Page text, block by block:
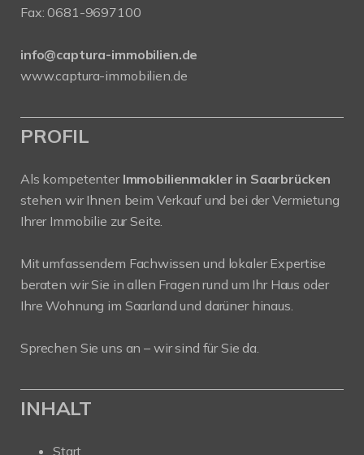
Fax: 0681-9697100
info@captura-immobilien.de
www.captura-immobilien.de
PROFIL
Als kompetenter Immobilienmakler in Saarbrücken
stehen wir Ihnen beim Verkauf und bei der Vermietung
Ihrer Immobilie zur Seite.
Mit umfassendem Fachwissen und lokaler Expertise
beraten wir Sie in allen Fragen rund um Ihr Haus oder
Ihre Wohnung im Saarland und darüner hinaus.
Sprechen Sie uns an – wir sind für Sie da.
INHALT
Start